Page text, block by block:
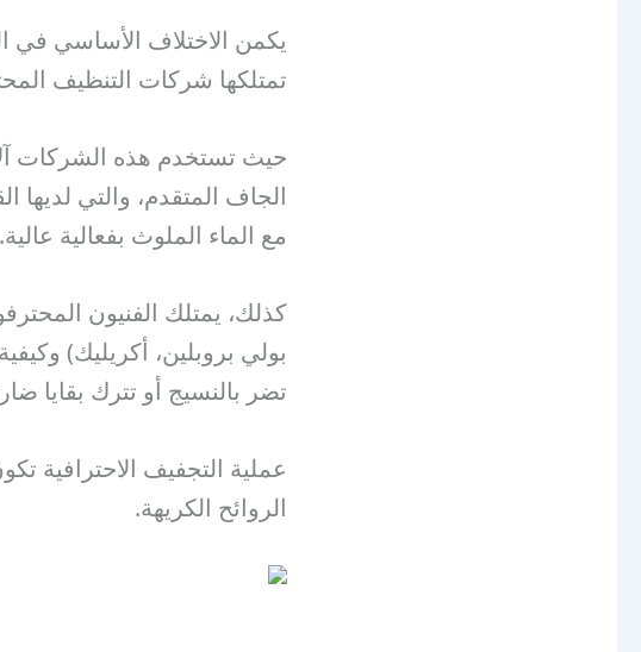
يكمن الاختلاف الأساسي في
تمتلكها شركات التنظيف
حيث تستخدم هذه الشركات
الجاف المتقدم، والتي لديها
مع الماء الملوث بفعالية عالية.
كذلك، يمتلك الفنيون
بولي بروبلين، أكريليك)
تضر بالنسيج أو تترك بقايا
عملية التجفيف الاحترافية
الروائح الكريهة.